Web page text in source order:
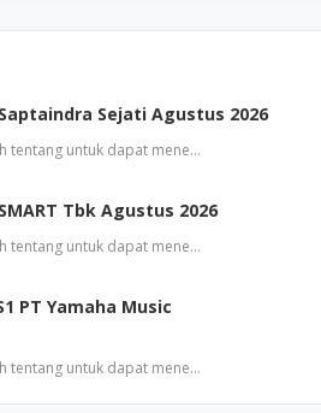
Sejati Agustus 2026
tentang untuk dapat mene…
Tbk Agustus 2026
tentang untuk dapat mene…
PT Yamaha Music
tentang untuk dapat mene…